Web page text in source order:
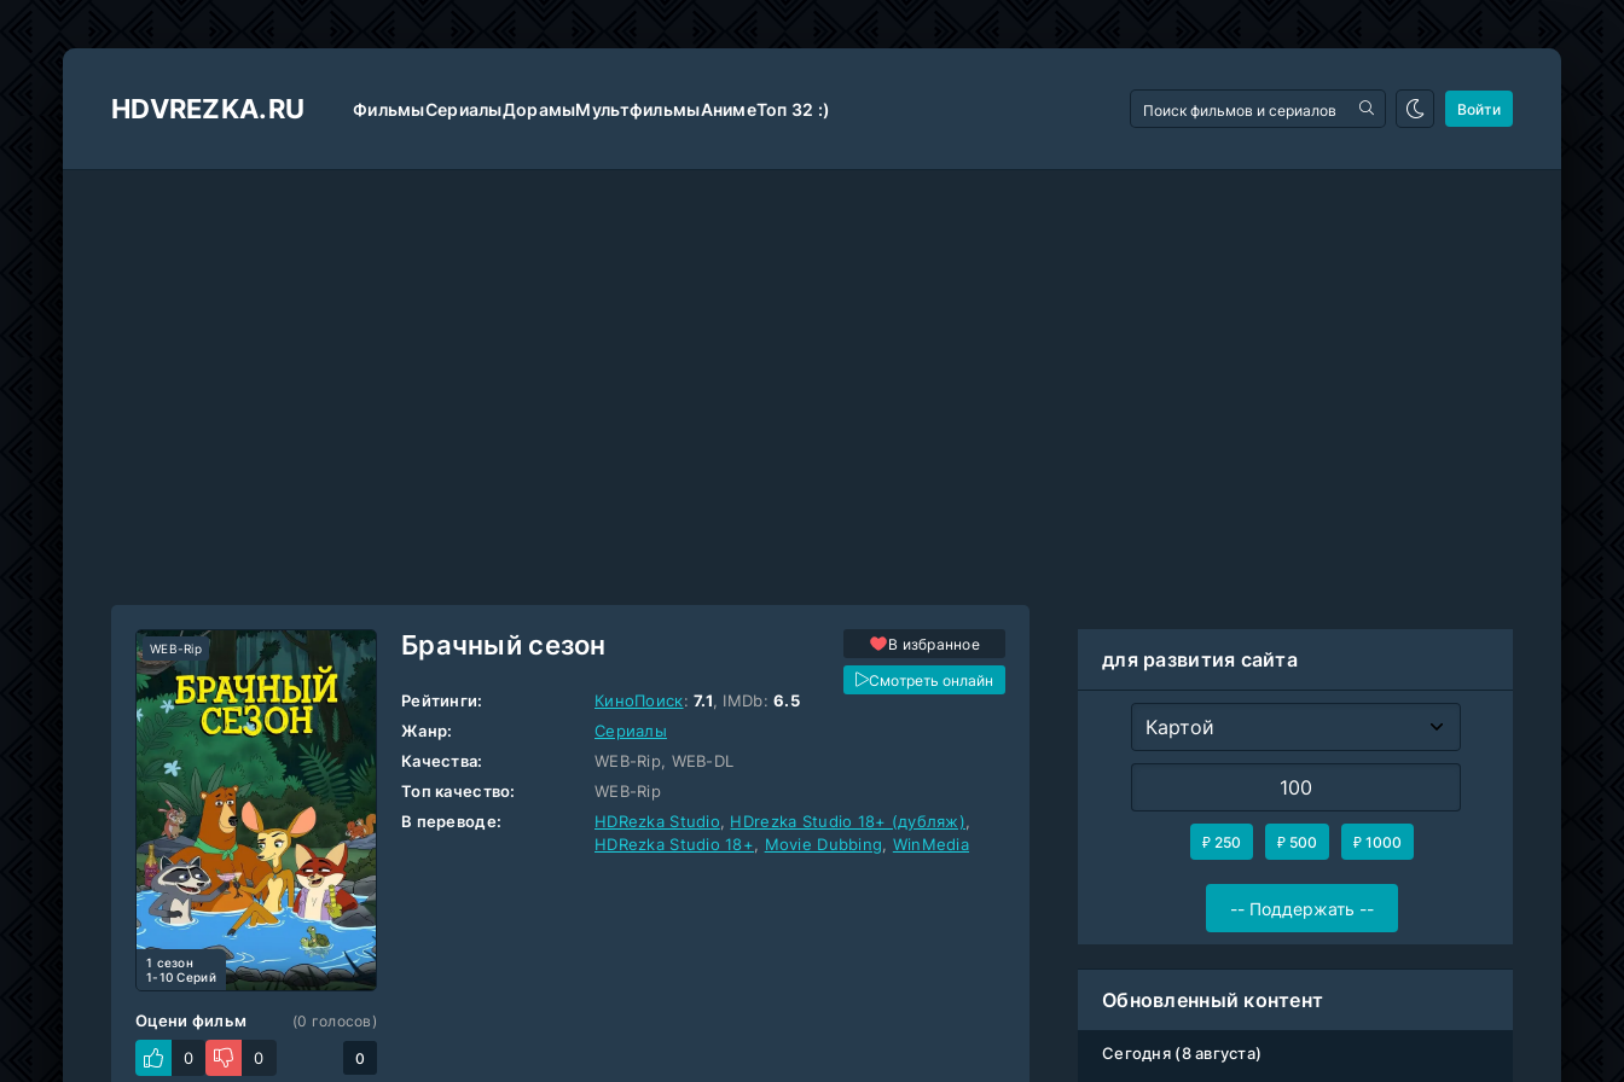
HDVREZKA.RU ФильмыСериалыДорамыМультфильмыАнимеТоп 32 :) Войти
Брачный сезон
В избранное
Смотреть онлайн
WEB-Rip
1 cезон
1-10 Серий
Оцени фильм
0
0
(0 голосов)
0
Рейтинги: КиноПоиск:7.1, IMDb:6.5
Жанр:
Сериалы
Качества:
WEB-Rip, WEB-DL
Топ качество:
WEB-Rip
В переводе:
HDRezka Studio, HDrezka Studio 18+ (дубляж),
HDRezka Studio 18+, Movie Dubbing, WinMedia
для развития сайта
₽ 250 ₽ 500 ₽ 1000
Обновленный контент
Сегодня (8 августа)